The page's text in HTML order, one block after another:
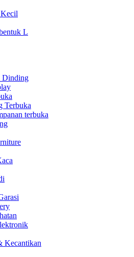
L
Dinding
Terbuka
terbuka
Kecantikan